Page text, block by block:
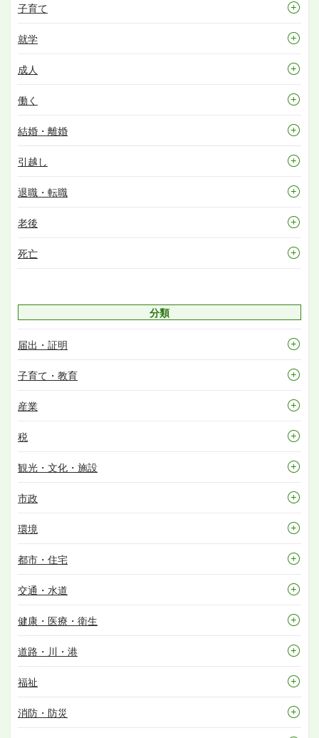
子育て
就学
成人
働く
結婚・離婚
引越し
退職・転職
老後
死亡
分類
届出・証明
子育て・教育
産業
税
観光・文化・施設
市政
環境
都市・住宅
交通・水道
健康・医療・衛生
道路・川・港
福祉
消防・防災